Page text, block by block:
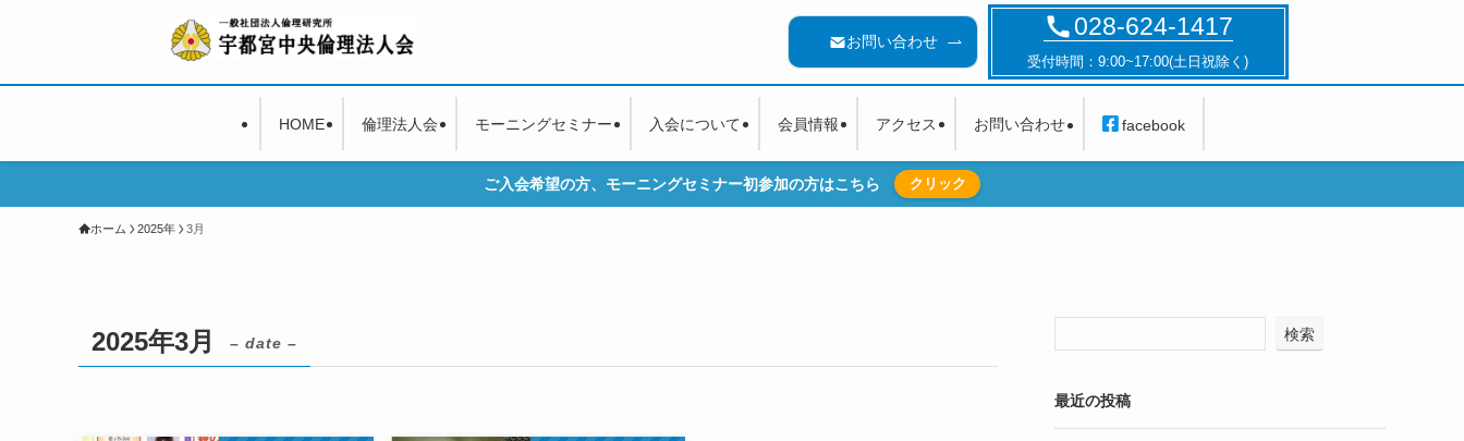
HOME 倫理法人会 モーニングセミナー 入会について 会員情報 アクセス お問い合わせ facebook
お問い合わせ
028-624-1417
受付時間：9:00~17:00(土日祝除く)
ご入会希望の方、モーニングセミナー初参加の方はこちら クリック
ホーム 2025年 3月
2025年3月 – date –
検索
最近の投稿